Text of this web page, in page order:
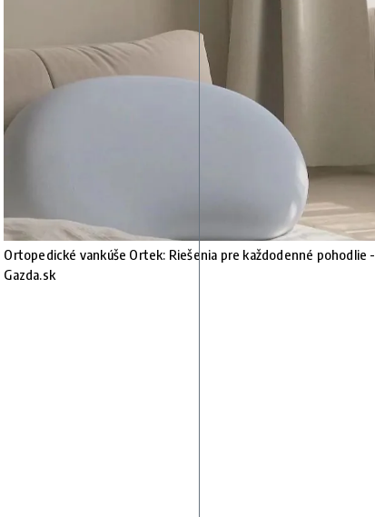
Ortopedické vankúše Ortek: Riešenia pre každodenné pohodlie -
Gazda.sk